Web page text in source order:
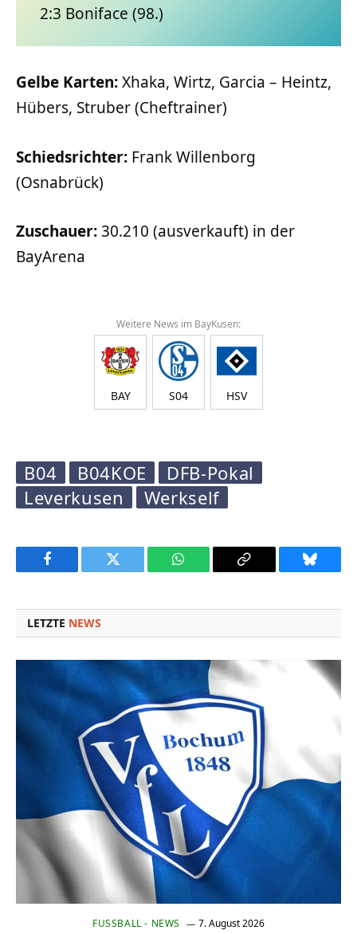
2:3 Boniface (98.)
Gelbe Karten:Xhaka, Wirtz, Garcia – Heintz,
Hübers, Struber (Cheftrainer)
Schiedsrichter: Frank Willenborg
(Osnabrück)
Zuschauer:30.210 (ausverkauft) in der
BayArena
Weitere News im BayKusen:
BAY S04 HSV
B04 B04KOE
DFB-Pokal
Leverkusen
Werkself
Facebook Twitter WhatsApp Copy
Bluesky
LETZTE NEWS
FUSSBALL - NEWS 7. August 2026